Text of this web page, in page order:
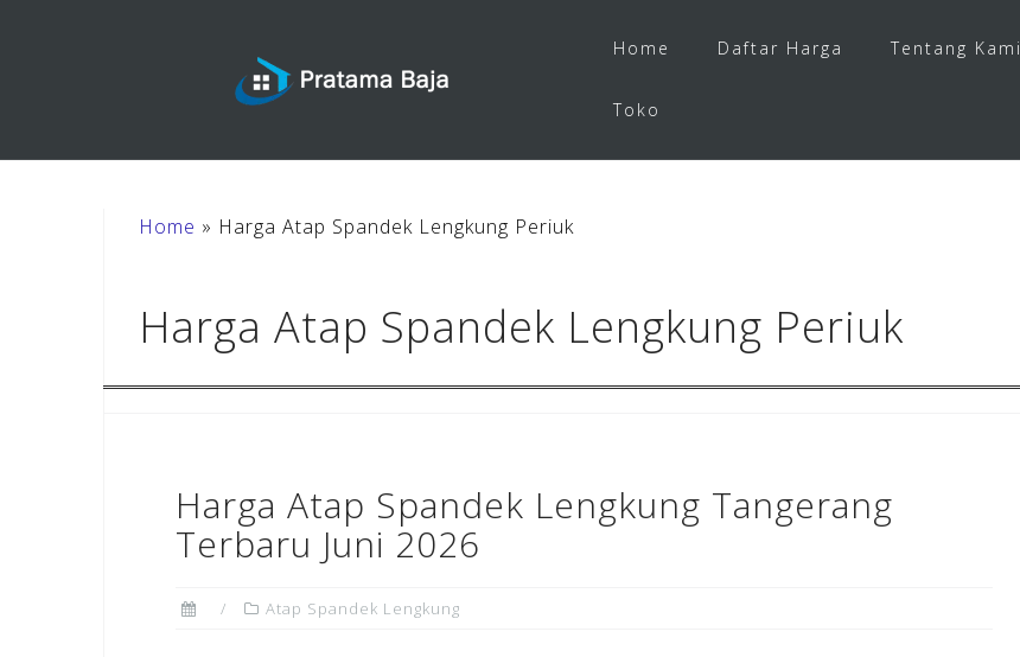
Home Daftar Harga Tentang Kami
Toko
Home » Harga Atap Spandek Lengkung Periuk
Harga Atap Spandek Lengkung Periuk
Harga Atap Spandek Lengkung Tangerang
Terbaru Juni 2026
Atap Spandek Lengkung